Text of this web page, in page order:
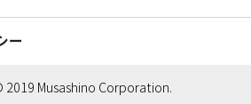
ー
Musashino Corporation.